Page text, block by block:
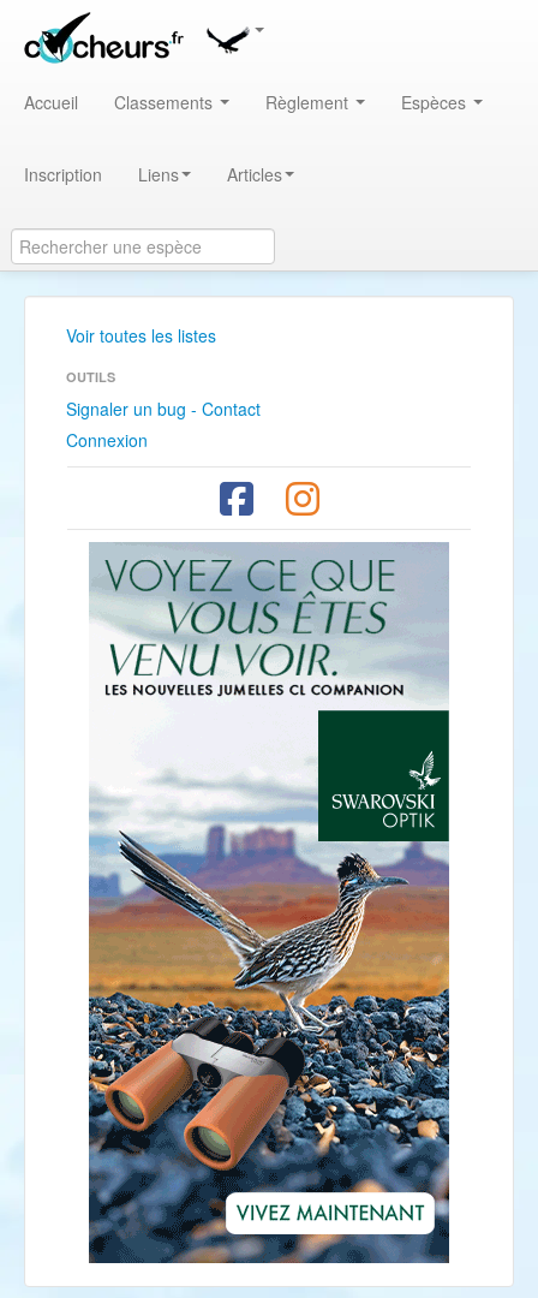
Accueil Classements Règlement Espèces
Inscription Liens Articles
Voir toutes les listes
OUTILS
Signaler un bug - Contact
Connexion